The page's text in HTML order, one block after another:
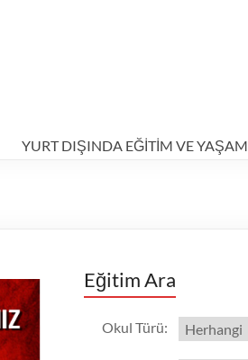
YURT DIŞINDA EĞİTİM VE YAŞAM
Eğitim Ara
Okul Türü: